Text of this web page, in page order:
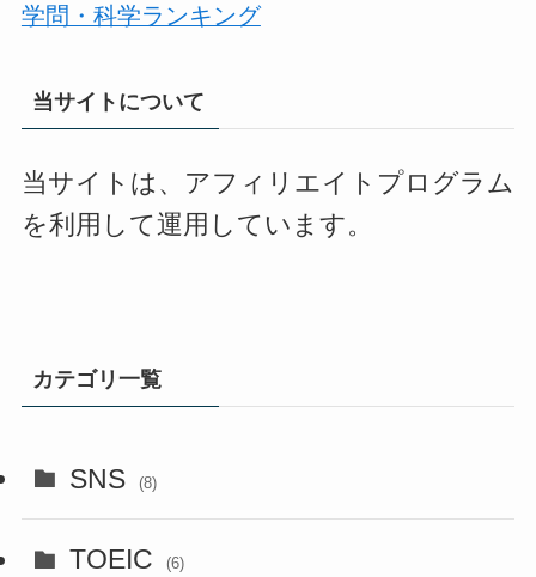
学問・科学ランキング
当サイトについて
当サイトは、アフィリエイトプログラム
を利用して運用しています。
カテゴリ一覧
SNS (8)
TOEIC (6)